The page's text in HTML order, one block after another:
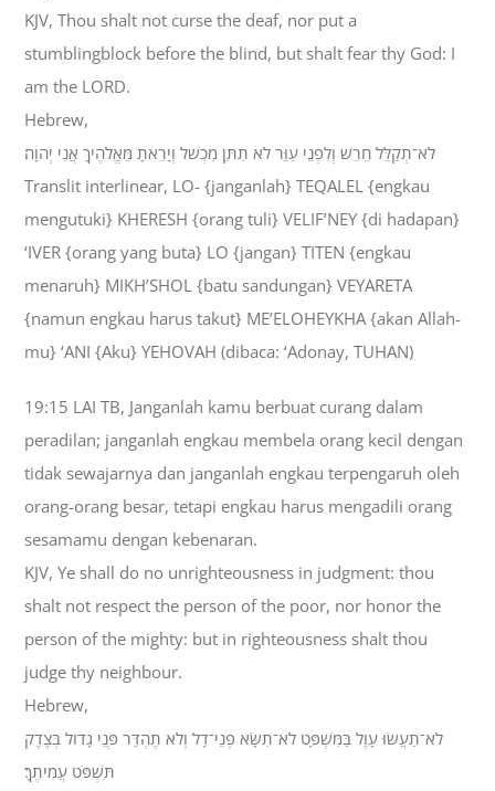
KJV, Thou shalt not curse the deaf, nor put a
stumblingblock before the blind, but shalt fear thy God: I
am the LORD.
Hebrew,
לֹא־תְקַלֵּל חֵרֵשׁ וְלִפְנֵי עִוֵּר לֹא תִתֵּן מִכְשֹׁל וְיָרֵאתָ מֵּאֱלֹהֶיךָ אֲנִי יְהוָה׃
Translit interlinear, LO- {janganlah} TEQALEL {engkau
mengutuki} KHERESH {orang tuli} VELIF’NEY {di hadapan}
‘IVER {orang yang buta} LO {jangan} TITEN {engkau
menaruh} MIKH’SHOL {batu sandungan} VEYARETA
{namun engkau harus takut} ME’ELOHEYKHA {akan Allah-
mu} ‘ANI {Aku} YEHOVAH (dibaca: ‘Adonay, TUHAN)
19:15 LAI TB, Janganlah kamu berbuat curang dalam
peradilan; janganlah engkau membela orang kecil dengan
tidak sewajarnya dan janganlah engkau terpengaruh oleh
orang-orang besar, tetapi engkau harus mengadili orang
sesamamu dengan kebenaran.
KJV, Ye shall do no unrighteousness in judgment: thou
shalt not respect the person of the poor, nor honor the
person of the mighty: but in righteousness shalt thou
judge thy neighbour.
Hebrew,
לֹא־תַעֲשׂוּ עָוֶל בַּמִּשְׁפָּט לֹא־תִשָּׂא פְנֵי־דָל וְלֹא תֶהְדַּר פְּנֵי גָדֹול בְּצֶדֶק
תִּשְׁפֹּט עֲמִיתֶךָ׃